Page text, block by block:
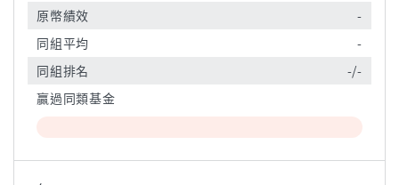
原幣績效
-
同組平均
-
同組排名
-/-
贏過同類基金